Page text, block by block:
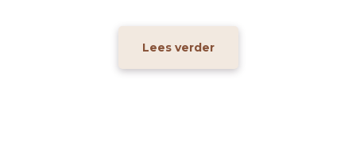
Lees verder